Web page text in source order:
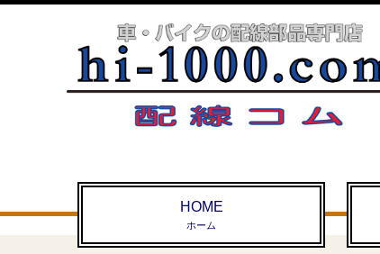
HOME
ホーム